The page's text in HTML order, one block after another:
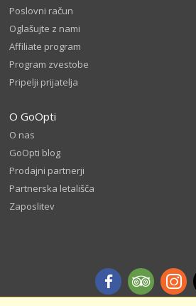
Poslovni račun
Oglašujte z nami
Affiliate program
Program zvestobe
Pripelji prijatelja
O GoOpti
O nas
GoOpti blog
Prodajni partnerji
Partnerska letališča
Zaposlitev